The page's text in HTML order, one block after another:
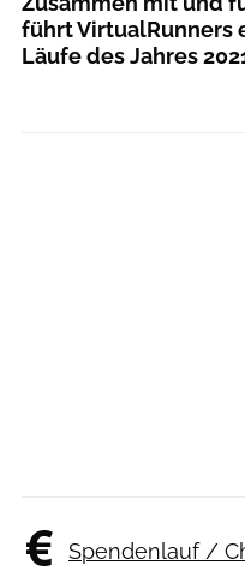
führt VirtualRunners
Läufe des Jahres
Spendenlauf /